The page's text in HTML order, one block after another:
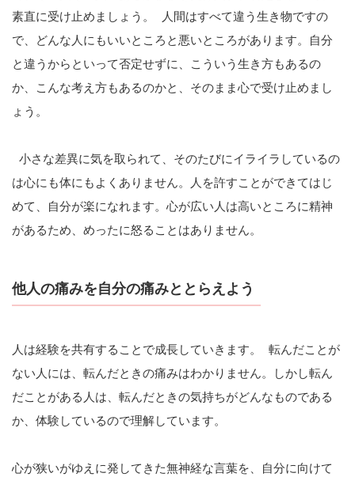
素直に受け止めましょう。 人間はすべて違う生き物ですの
で、どんな人にもいいところと悪いところがあります。自分
と違うからといって否定せずに、こういう生き方もあるの
か、こんな考え方もあるのかと、そのまま心で受け止めまし
ょう。
小さな差異に気を取られて、そのたびにイライラしているの
は心にも体にもよくありません。人を許すことができてはじ
めて、自分が楽になれます。心が広い人は高いところに精神
があるため、めったに怒ることはありません。
他人の痛みを自分の痛みととらえよう
人は経験を共有することで成長していきます。 転んだことが
ない人には、転んだときの痛みはわかりません。しかし転ん
だことがある人は、転んだときの気持ちがどんなものである
か、体験しているので理解しています。
心が狭いがゆえに発してきた無神経な言葉を、自分に向けて